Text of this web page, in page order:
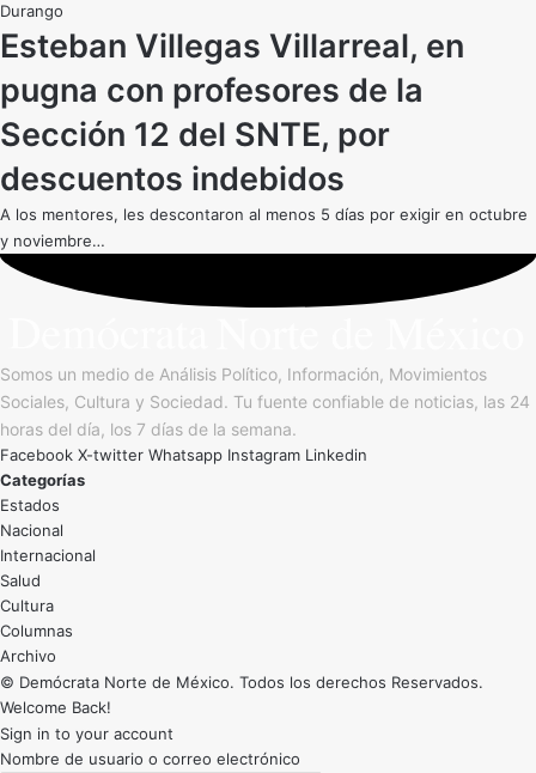
Durango
Esteban Villegas Villarreal, en
pugna con profesores de la
Sección 12 del SNTE, por
descuentos indebidos
A los mentores, les descontaron al menos 5 días por exigir en octubre
y noviembre…
Somos un medio de Análisis Político, Información, Movimientos
Sociales, Cultura y Sociedad. Tu fuente confiable de noticias, las 24
horas del día, los 7 días de la semana.
Facebook X-twitter Whatsapp Instagram Linkedin
Categorías
Estados
Nacional
Internacional
Salud
Cultura
Archivo
© Demócrata Norte de México. Todos los derechos Reservados.
Welcome Back!
Sign in to your account
Nombre de usuario o correo electrónico